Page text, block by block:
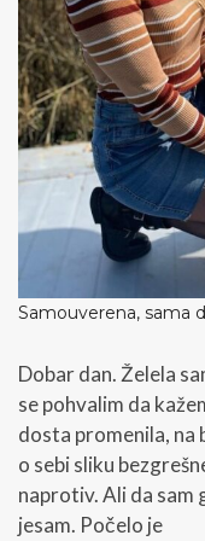
Samouverena, sama
Dobar dan. Želela
se pohvalim da
dosta promenila, na
o sebi sliku
naprotiv. Ali da sam
jesam. Počelo je